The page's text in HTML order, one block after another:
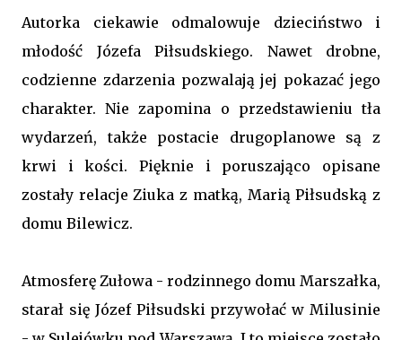
Autorka ciekawie odmalowuje dzieciństwo i
młodość Józefa Piłsudskiego. Nawet drobne,
codzienne zdarzenia pozwalają jej pokazać jego
charakter. Nie zapomina o przedstawieniu tła
wydarzeń, także postacie drugoplanowe są z
krwi i kości. Pięknie i poruszająco opisane
zostały relacje Ziuka z matką, Marią Piłsudską z
domu Bilewicz.
Atmosferę Zułowa - rodzinnego domu Marszałka,
starał się Józef Piłsudski przywołać w Milusinie